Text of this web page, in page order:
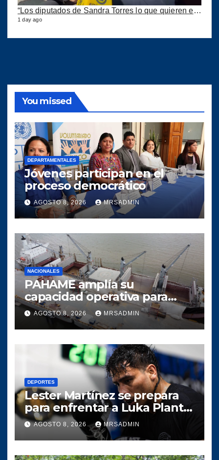
1 day ago
You missed
DEPARTAMENTALES
Jóvenes participan en el
proceso democrático
AGOSTO 8, 2026 MRSADMIN
NACIONALES
PAHAME amplía su
capacidad operativa para
responder al crecimiento del
comercio marítimo
AGOSTO 8, 2026 MRSADMIN
DEPORTES
Lester Martínez se prepara
para enfrentar a Luka Plantić
y defender el título mundial
interino para Guatemala
AGOSTO 8, 2026 MRSADMIN